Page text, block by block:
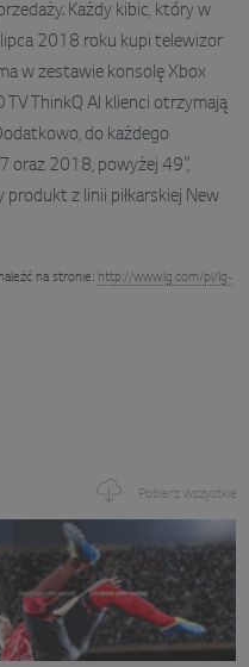
Każdy kibic, który w
2018 roku kupi telewizor
w zestawie konsolę Xbox
TV ThinkQ AI klienci otrzymają
do każdego
oraz 2018, powyżej 49”,
z linii piłkarskiej New
na stronie: http://www.lg.com/pl/lg-
Pobierz wszystkie